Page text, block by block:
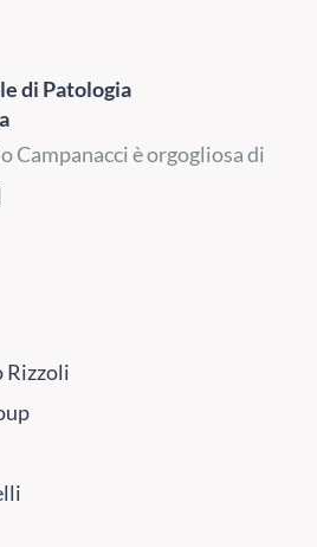
di Patologia
Campanacci è orgogliosa di